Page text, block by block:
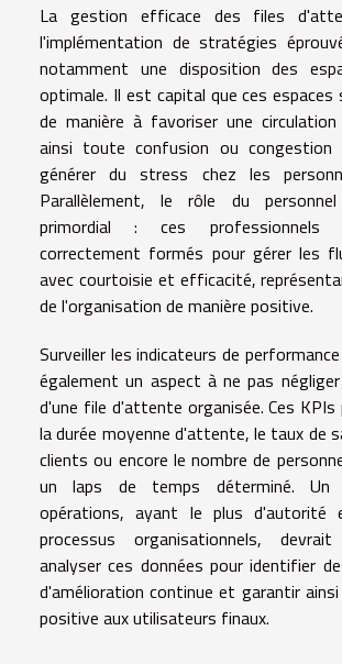
La gestion efficace des files
l'implémentation de stratégies
notamment une disposition des
optimale. Il est capital que ces espaces
de manière à favoriser une
ainsi toute confusion ou congestion
générer du stress chez les
Parallèlement, le rôle du
primordial : ces professionnels
correctement formés pour gérer les
avec courtoisie et efficacité,
de l'organisation de manière positive.
Surveiller les indicateurs de
également un aspect à ne pas
d'une file d'attente organisée. Ces KPIs
la durée moyenne d'attente, le taux de
clients ou encore le nombre de
un laps de temps déterminé. Un
opérations, ayant le plus d'autorité
processus organisationnels, devrait
analyser ces données pour identifier
d'amélioration continue et garantir ainsi
positive aux utilisateurs finaux.